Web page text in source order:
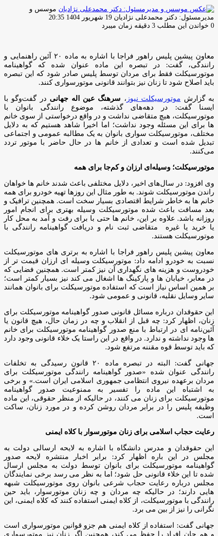
موسس و
مدیرمسئول: دکتر محمدعلی نژادیان ارسال
ایمیل
19 شهریور 1404 20:35
0 خواندن این مطلب 3 دقیقه زمان میبرد
معاون پیشین پلیس راهور فراجا با اشاره به ماده ۲۰ آئین راهنمایی و
رانندگی، گفت: در تبصره این ماده عنوان شده که گواهینامه
موتورسیکلت فقط برای مردان توسط پلیس صادر شود که این تبصره
باید اصلاح شود تا زنان نیز بتوانند قانونی موتورسواری کنند.
به گزارش موتورسیکلت نیوز ، سرهنگ عین اله جهانی در گفت‌وگو با
ایسنا گفت: در دهه‌های گذشته، موضوع رانندگی بانوان با
موتورسیکلت، هیچ متقاضی‌ نداشت و در واقع درخواستی از سوی خانم
ها برای این مسئله وجود نداشت؛ اما اخیرا شاهد هستیم که به دلایل
مختلف، موتورسیکلت سواری بانوان به یک مطالبه عمومی و اجتماعی
تبدیل شده است و تعدادی از خانم ها در حال حاضر با موتور تردد
می‌کنند.
موتورسیکلت؛ وسیله‌ای ارزان و کم‌جا برای همه
وی افزود: در سال‌های اخیر، دلایل مختلفی باعث شدند خانم ها خواهان
راندن موتورسیکلت شوند. به طور مثال این روزها تهیه خودرو برای همه
خانم ها به خاطر شرایط اقتصادی بسیار سخت است. همچنین ترافیک و
بعد مسافت باعث شده موتورسیکلت وسیله بهتری برای انجام امور
روزانه باشد. علاوه بر این، خانم ها حتی با برای رفت و آمد به محل کار
یا خرید یا غیره متقاضی ثبت نام و دریافت گواهینامه رانندگی با
موتورسیکلت هستند.
معاون پیشین پلیس راهور فراجا با اشاره به برتری های موتورسیکلت
نسبت به خودرو ادامه داد: موتورسیکلت وسیله ای ارزان قیمت تر از
خودروست و هزینه های نگهداری آن نیز کمتر است. همچنین فضایی که
در معابر، خیابان ها و پارکینگ ها اشغال می کند نیز بسیار کمتر است؛
بر همین اساس نیاز است که استفاده موتورسیکلت برای بانوان همانند
سایر وسایل نقلیه، قانونی و عمومی شود.
این حقوقدان درباره مسائل قانونی صدور گواهینامه موتورسیکلت برای
زنان، اظهار کرد: چه قبل از انقلاب و چه در زمان حال، هیچ قانون یا
آئین‌نامه ای در ارتباط با منع صدور گواهینامه موتورسیکلت برای خانم
ها وجود نداشته و ندارد. در واقع در این راستا یک خلاء قانونی وجود دارد
که باید توسط قوه مقننه مرتفع شود.
جهانی گفت: البته در تبصره ماده ۲۰ قانون رسیدگی به تخلفات
رانندگی عنوان شده «صدور گواهینامه رانندگی موتورسیکلت برای
مردان برعهده نیروی انتظامی جمهوری اسلامی ایران است.» و برخی
به اشتباه این ماده را تفسیر به ممنوعیت صدور گواهینامه
موتورسیکلت برای زنان می کنند، در حالیکه از منظر حقوقی، این ماده
وظیفه پلیس را در برابر مردان روشن کرده و در مورد زنان، ساکت
است.
رعایت حجاب اسلامی برای زنان موتورسوار با کلاه ایمنی
این حقوقدان و مدرس دانشگاه با اشاره به لایحه ارسالی دولت به
مجلس در این باره اظهار کرد: برابر اخبار منتشره لایحه صدور
گواهینامه موتورسیکلت برای بانوان توسط دولت به مجلس ارسال
شده تا این خلاء قانونی حل شود؛ اما به نظر می رسد برخی نمایندگان
مجلس درباره رعایت حجاب شرعی بانوان روی موتورسیکلت شبهه
هایی دارند؛ در حالیکه چه مردان و چه زنان موتورسوار، باید حین
رانندگی با موتورسیکلت، از کلاه ایمنی استفاده کنند که کلاه ایمنی، این
نگرانی را نیز از بین می برد.
جهانی گفت: استفاده از کلاه ایمنی هم جزو قوانین موتورسواری است
و هم جان افراد را حفظ می کند، همچنین اگر زنان نیز موتورسواری